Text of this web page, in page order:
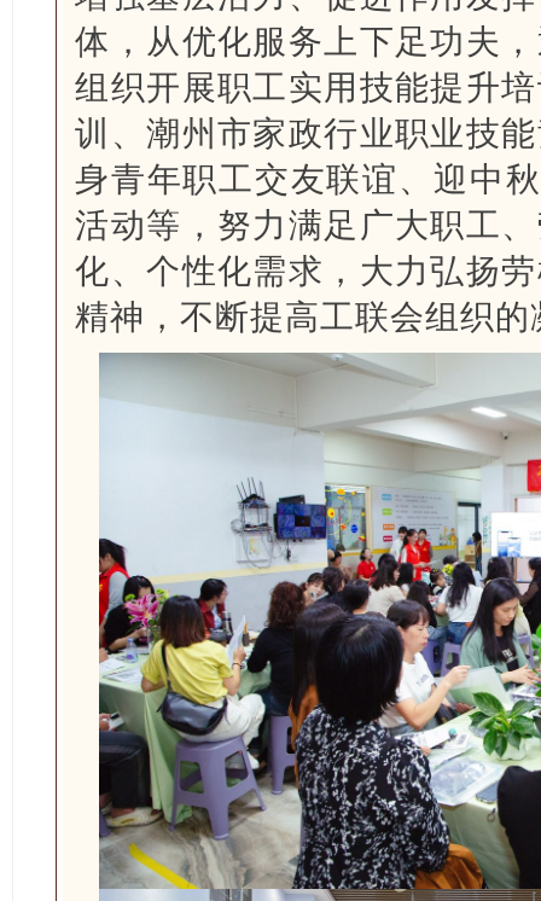
体，从优化服务上下足功夫
组织开展职工实用技能提升
训、潮州市家政行业职业技
身青年职工交友联谊、迎中
活动等，努力满足广大职工
化、个性化需求，大力弘扬
精神，不断提高工联会组织